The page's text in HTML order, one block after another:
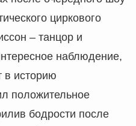
циркового
– танцор и
наблюдение,
в историю
положительное
бодрости после